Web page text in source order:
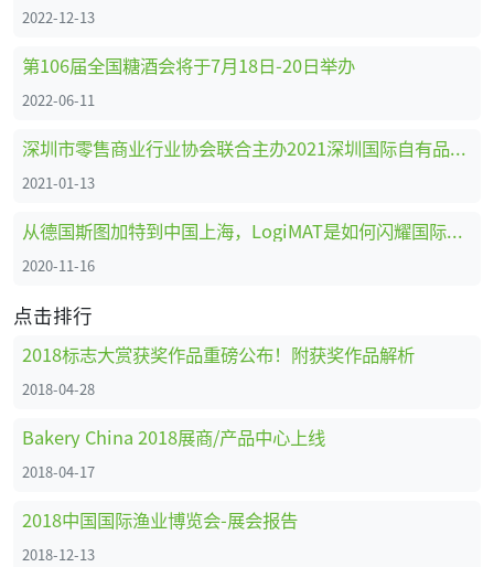
2022-12-13
第106届全国糖酒会将于7月18日-20日举办
2022-06-11
深圳市零售商业行业协会联合主办2021深圳国际自有品牌展
2021-01-13
从德国斯图加特到中国上海，LogiMAT是如何闪耀国际舞台的
2020-11-16
点击排行
2018标志大赏获奖作品重磅公布！附获奖作品解析
2018-04-28
Bakery China 2018展商/产品中心上线
2018-04-17
2018中国国际渔业博览会-展会报告
2018-12-13